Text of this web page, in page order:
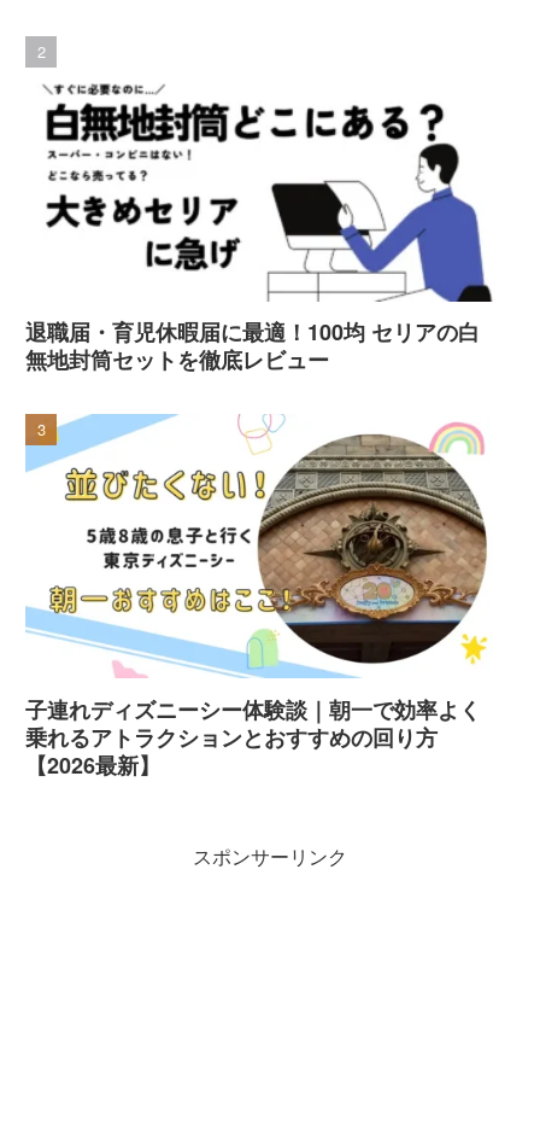
退職届・育児休暇届に最適！100均 セリアの白
無地封筒セットを徹底レビュー
子連れディズニーシー体験談｜朝一で効率よく
乗れるアトラクションとおすすめの回り方
【2026最新】
スポンサーリンク